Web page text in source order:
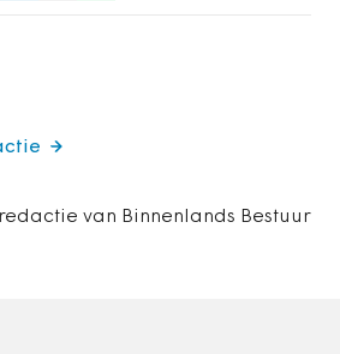
van Binnenlands Bestuur